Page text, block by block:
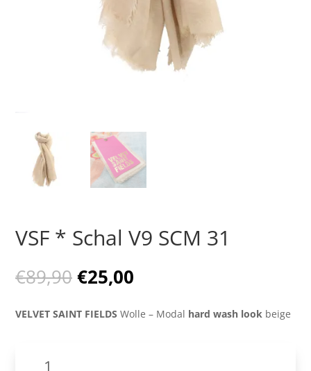
VSF * Schal V9 SCM 31
€89,90Ursprünglicher
Preis
war:
€89,90
€25,00
ist:
€25,00.
VELVET SAINT FIELDS Wolle – Modal hard wash look beige